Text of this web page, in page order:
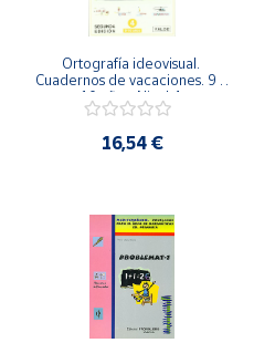
Ortografía ideovisual.
Cuadernos de vacaciones. 9 -
10 años. Nivel 4.
16,54 €